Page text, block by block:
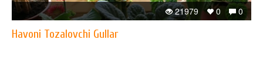
0
0
21979
Havoni Tozalovchi Gullar